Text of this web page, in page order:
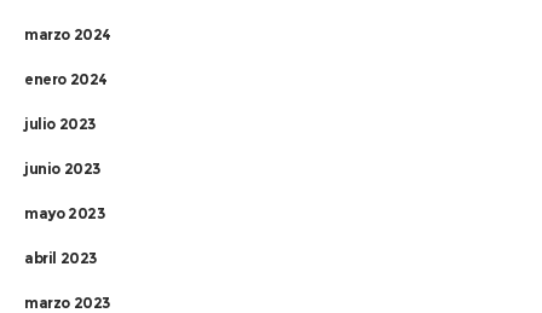
marzo 2024
enero 2024
julio 2023
junio 2023
mayo 2023
abril 2023
marzo 2023